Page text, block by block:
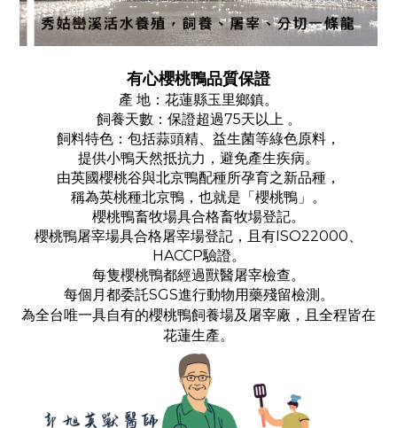
有心櫻桃鴨品質保證
產 地：花蓮縣玉里鄉鎮。
飼養天數：保證超過75天以上 。
飼料特色：包括蒜頭精、益生菌等綠色原料，
提供小鴨天然抵抗力，避免產生疾病。
由英國櫻桃谷與北京鴨配種所孕育之新品種，
稱為英桃種北京鴨，也就是「櫻桃鴨」。
櫻桃鴨畜牧場具合格畜牧場登記。
櫻桃鴨屠宰場具合格屠宰場登記，且有ISO22000、
HACCP驗證。
每隻櫻桃鴨都經過獸醫屠宰檢查。
每個月都委託SGS進行動物用藥殘留檢測。
為全台唯一具自有的櫻桃鴨飼養場及屠宰廠，且全程皆在
花蓮生產。